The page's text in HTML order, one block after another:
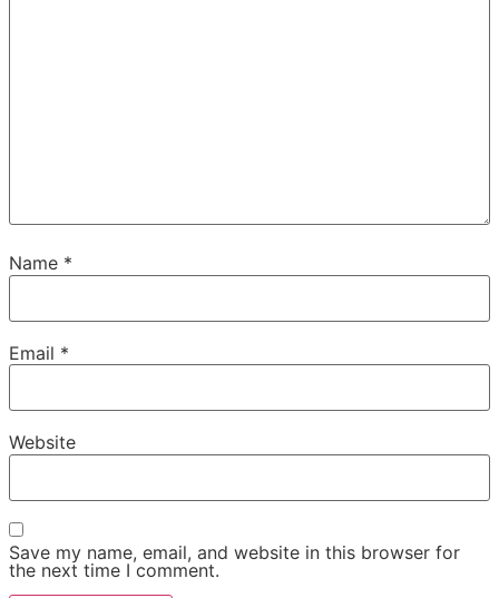
Name *
Email *
Website
Save my name, email, and website in this browser for
the next time I comment.